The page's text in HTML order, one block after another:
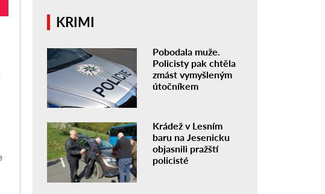
KRIMI
Pobodala muže.
Policisty pak chtěla
zmást vymyšleným
útočníkem
Krádež v Lesním
baru na Jesenicku
objasnili pražští
policisté